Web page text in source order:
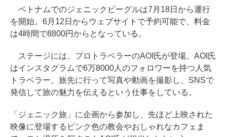
ベトナムでのジェニックビーグルは7月18日から運行
を開始。6月12日からウェブサイトで予約可能で、料金
は4時間で8800円からとなっている。
ステージには、プロトラベラーのAOI氏が登場。AOI氏
はインスタグラムで6万8000人のフォロワーを持つ人気
トラベラー。旅先に行って写真や動画を撮影し、SNSで
発信して旅の魅力を伝えるという仕事をしている。
「ジェニック旅」に企画から参加し、先ほど上映された
映像に登場するピンク色の教会やおしゃれなカフェま